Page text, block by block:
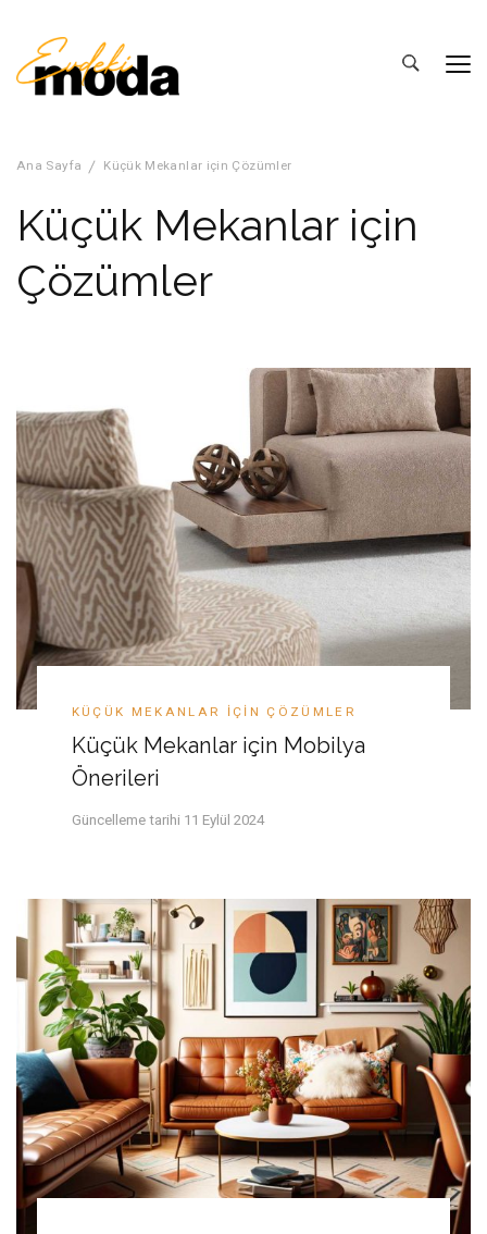
Ana Sayfa Küçük Mekanlar için Çözümler
Küçük Mekanlar için
Çözümler
KÜÇÜK MEKANLAR IÇIN ÇÖZÜMLER
Küçük Mekanlar için Mobilya
Önerileri
Güncelleme tarihi 11 Eylül 2024